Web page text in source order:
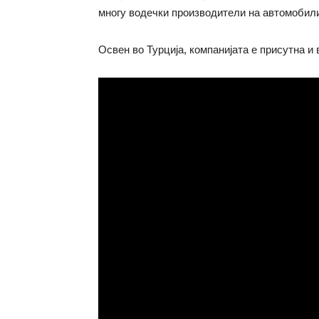
многу водечки производители на
Освен во Турција, компанијата е присутна